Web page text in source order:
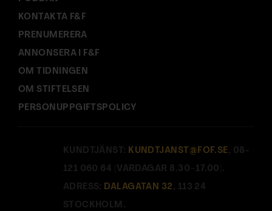
KONTAKTA F&F
PRENUMERERA
ANNONSERA I F&F
OM TIDNINGEN
OM STIFTELSEN
PERSONUPPGIFTSPOLICY
KUNDTJÄNST: KUNDTJANST@FOF.SE , 08-
121 060 64 (VARDAGAR 8.30–17.00).
ADRESS: DALAGATAN 32 , 113 24
STOCKHOLM.